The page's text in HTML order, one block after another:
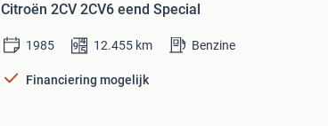
Citroën 2CV 2CV6 eend Special
1985 12.455 km Benzine
Financiering mogelijk